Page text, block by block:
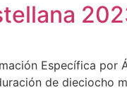
Específica por
de dieciocho